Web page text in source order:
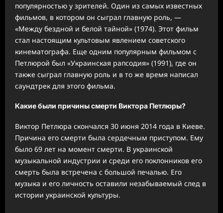
популярностью у зрителей. Один из самых известных
фильмов, в котором он сыграл главную роль, —
«Между бездной и белой тайной» (1974). Этот фильм
стал настоящим культовым явлением советского
кинематографа. Еще одним популярным фильмом с
Петлюрой был «Украинская рапсодия» (1991), где он
также сыграл главную роль и в то же время написал
саундтрек для этого фильма.
Какие были причины смерти Виктора Петлюры?
Виктор Петлюра скончался 30 июня 2014 года в Киеве.
Причина его смерти была сердечным приступом. Ему
было 69 лет на момент смерти. В украинской
музыкальной индустрии и среди его поклонников его
смерть была встречена с большой печалью. Его
музыка и его личность оставили незабываемый след в
истории украинской культуры.